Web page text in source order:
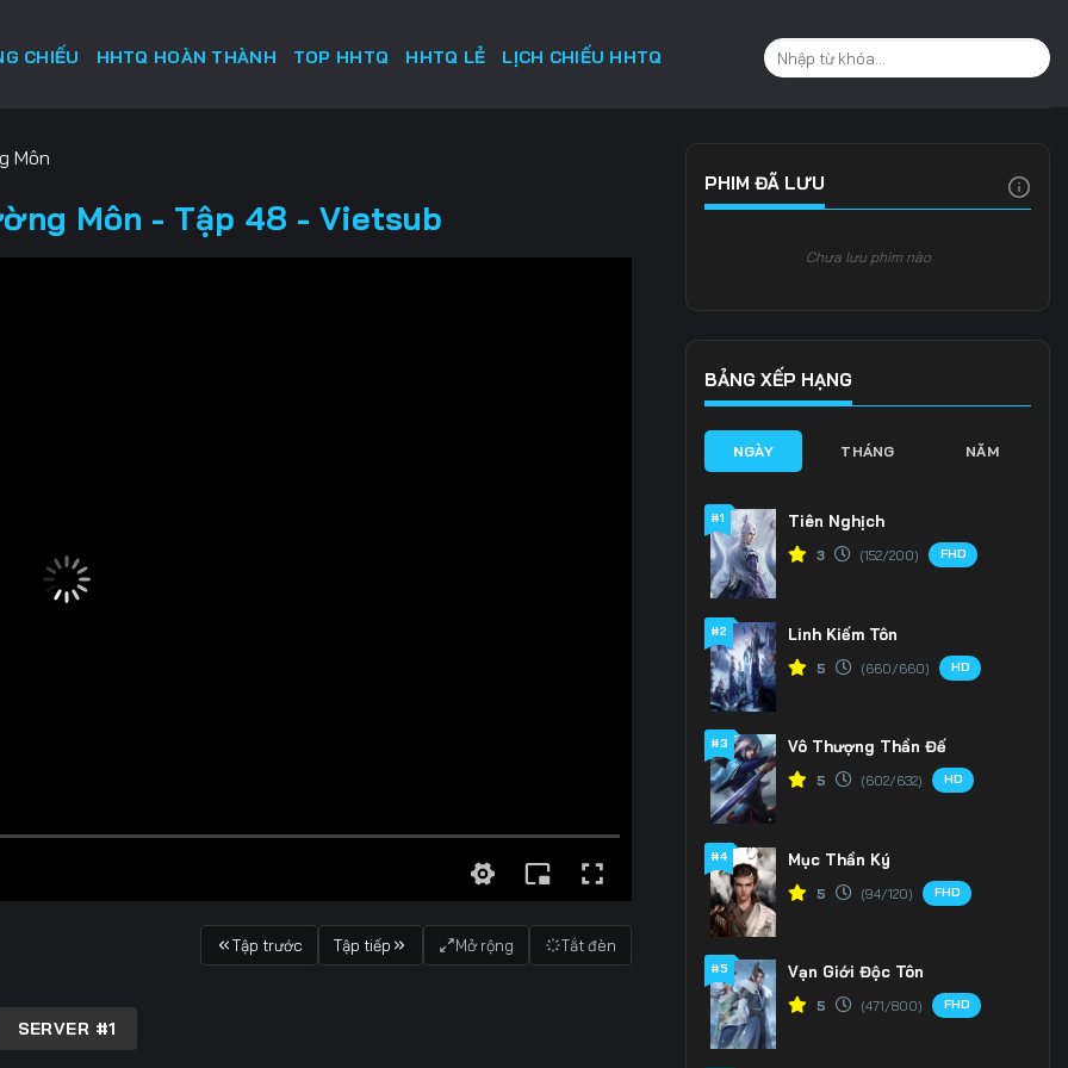
CHIẾU HHTQ HOÀN THÀNH TOP HHTQ HHTQ LẺ LỊCH CHIẾU HHTQ
Môn
Môn - Tập 48 - Vietsub
Tập trước Tập tiếp Mở rộng Tắt đèn
SERVER #1
PHIM ĐÃ LƯU
Chưa lưu phim nào
BẢNG XẾP HẠNG
NGÀY THÁNG NĂM
#1 Tiên Nghịch
3 (152/200) FHD
#2 Linh Kiếm Tôn
5 (660/660) HD
#3 Vô Thượng Thần Đế
5 (602/632) HD
#4 Mục Thần Ký
5 (94/120) FHD
#5 Vạn Giới Độc Tôn
5 (471/800) FHD